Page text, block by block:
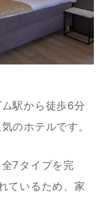
駅から徒歩6分
のホテルです。
7タイプを完
ているため、家